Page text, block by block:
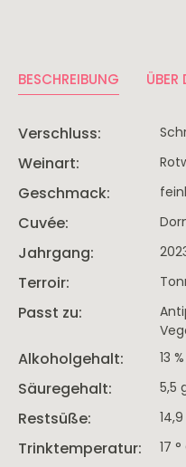
BESCHREIBUNG ÜBER
Verschluss:
Weinart:
Geschmack:
Cuvée:
Jahrgang:
Terroir:
Passt zu:
Alkoholgehalt: 13
Säuregehalt: 5,5
Restsüße:
Trinktemperatur: 17 °